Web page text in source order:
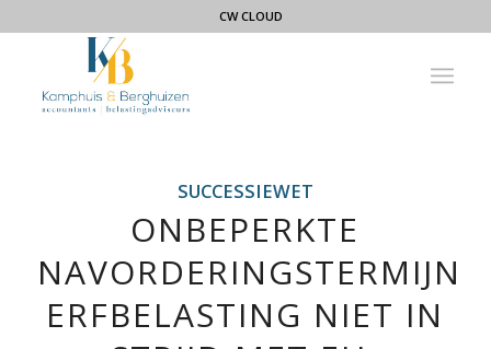
CW CLOUD
SUCCESSIEWET
ONBEPERKTE
NAVORDERINGSTERMIJN
ERFBELASTING NIET IN